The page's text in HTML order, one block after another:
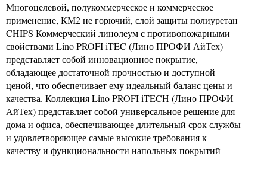
Многоцелевой, полукоммерческое и коммерческое
применение, КМ2 не горючий, слой защиты полиуретан
CHIPS Коммерческий линолеум с противопожарными
свойствами Lino PROFI iTEC (Лино ПРОФИ АйТех)
представляет собой инновационное покрытие,
обладающее достаточной прочностью и доступной
ценой, что обеспечивает ему идеальный баланс цены и
качества. Коллекция Lino PROFI iTECH (Лино ПРОФИ
АйТех) представляет собой универсальное решение для
дома и офиса, обеспечивающее длительный срок службы
и удовлетворяющее самые высокие требования к
качеству и функциональности напольных покрытий